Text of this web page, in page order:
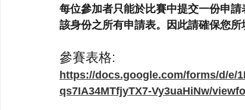
每位參加者只能於比賽中提交一份申
該身份之所有申請表。因此請確保您
參賽表格:
https://docs.google.com/forms/d/e/
qs7IA34MTfjyTX7-Vy3uaHiNw/